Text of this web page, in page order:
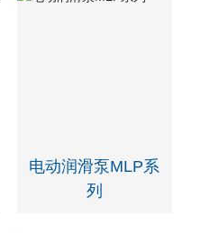
电动润滑泵MLP系
列